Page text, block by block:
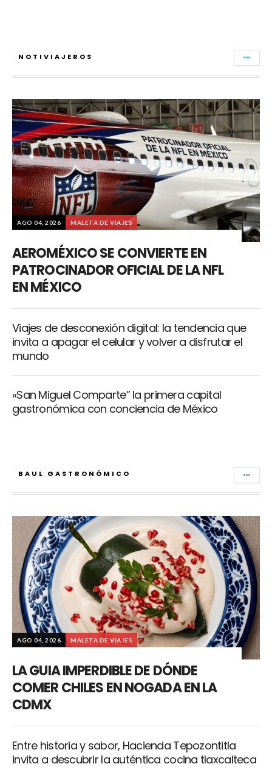
NOTIVIAJEROS
AGO 04, 2026 MALETA DE VIAJES
AEROMÉXICO SE CONVIERTE EN
PATROCINADOR OFICIAL DE LA NFL
EN MÉXICO
Viajes de desconexión digital: la tendencia que
invita a apagar el celular y volver a disfrutar el
mundo
«San Miguel Comparte” la primera capital
gastronómica con conciencia de México
BAUL GASTRONÓMICO
AGO 04, 2026 MALETA DE VIAJES
LA GUIA IMPERDIBLE DE DÓNDE
COMER CHILES EN NOGADA EN LA
CDMX
Entre historia y sabor, Hacienda Tepozontitla
invita a descubrir la auténtica cocina tlaxcalteca